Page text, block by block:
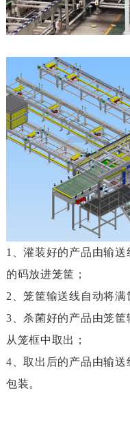
1、灌装好的产品由输
的码放进笼筐 ；
2、笼筐输送线自动将满
3、杀菌好的产品由笼筐
从笼框中取出；
4、取出后的产品由输
包装。